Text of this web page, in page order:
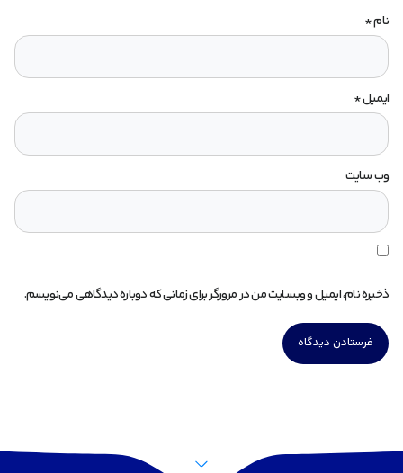
نام*
ایمیل*
وب‌ سایت
ذخیره نام، ایمیل و وبسایت من در مرورگر برای زمانی که دوباره دیدگاهی می‌نویسم.